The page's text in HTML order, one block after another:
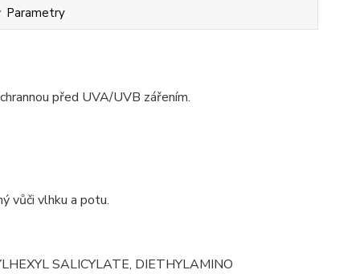
Parametry
před UVA/UVB zářením.
vůči vlhku a potu.
SALICYLATE, DIETHYLAMINO